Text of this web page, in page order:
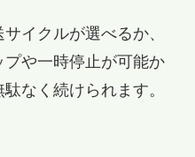
イクルが選べるか、
や一時停止が可能か
なく続けられます。